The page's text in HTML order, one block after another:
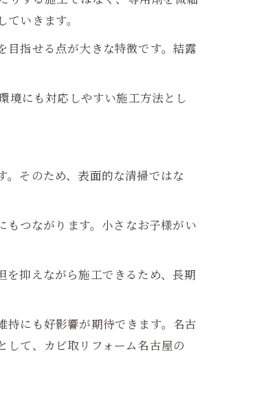
いきます。
目指せる点が大きな特徴です。結露
境にも対応しやすい施工方法とし
そのため、表面的な清掃ではな
つながります。小さなお子様がい
抑えながら施工できるため、長期
持にも好影響が期待できます。名古
て、カビ取リフォーム名古屋の